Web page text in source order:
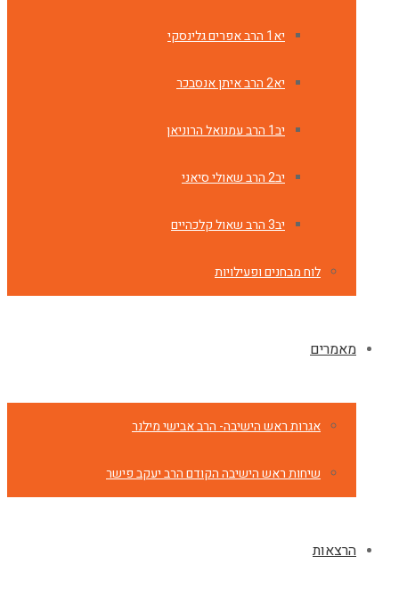
יא1 הרב אפרים גלינסקי
יא2 הרב איתן אנסבכר
יב1 הרב עמנואל הרוניאן
יב2 הרב שאולי סיאני
יב3 הרב שאול קלכהיים
לוח מבחנים ופעילויות
מאמרים
אגרות ראש הישיבה- הרב אבישי מילנר
שיחות ראש הישיבה הקודם הרב יעקב פישר
הרצאות